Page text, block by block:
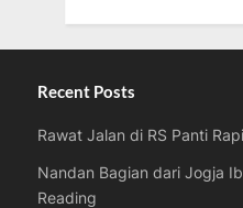
Recent Posts
Rawat Jalan di RS Panti
Nandan Bagian dari Jogja
Reading